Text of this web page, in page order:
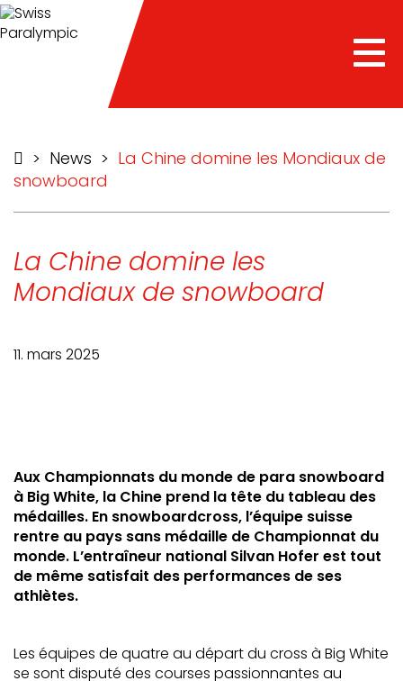
> News >
La Chine domine les Mondiaux de
snowboard
La Chine domine les
Mondiaux de snowboard
11. mars 2025
Aux Championnats du monde de para snowboard
à Big White, la Chine prend la tête du tableau des
médailles. En snowboardcross, l’équipe suisse
rentre au pays sans médaille de Championnat du
monde. L’entraîneur national Silvan Hofer est tout
de même satisfait des performances de ses
athlètes.
Les équipes de quatre au départ du cross à Big White
se sont disputé des courses passionnantes au